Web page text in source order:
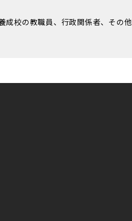
成校の教職員、行政関係者、その他